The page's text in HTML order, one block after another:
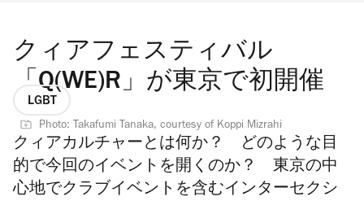
クィアフェスティバル
「Q(WE)R」が東京で初開催
LGBT
Photo: Takafumi Tanaka, courtesy of Koppi Mizrahi
クィアカルチャーとは何か？ どのような目
的で今回のイベントを開くのか？ 東京の中
心地でクラブイベントを含むインターセクシ